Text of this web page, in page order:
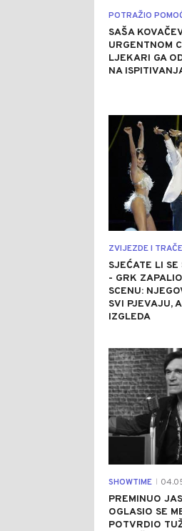
POTRAŽIO
SAŠA
URGENTNOM
LJEKARI GA
NA
ZVIJEZDE I
SJEĆATE LI
- GRK
SCENU:
SVI PJEVAJU,
IZGLEDA
SHOWTIME
PREMINUO
OGLASIO SE
POTVRDIO